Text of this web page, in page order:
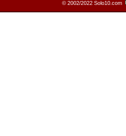
© 2002/2022 Solo10.com